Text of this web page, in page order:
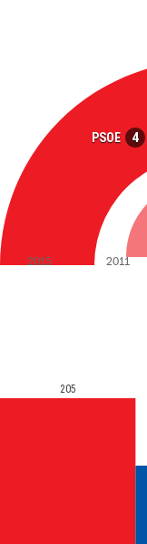
PSOE 4
2015 2011
205